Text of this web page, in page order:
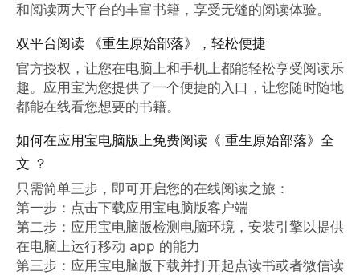
和阅读两大平台的丰富书籍，享受无缝的阅读体验。
双平台阅读 《重生原始部落》，轻松便捷
官方授权，让您在电脑上和手机上都能轻松享受阅读乐
趣。应用宝为您提供了一个便捷的入口，让您随时随地
都能在线看您想要的书籍。
如何在应用宝电脑版上免费阅读《 重生原始部落》全
文 ？
只需简单三步，即可开启您的在线阅读之旅：
第一步：点击下载应用宝电脑版客户端
第二步：应用宝电脑版检测电脑环境，安装引擎以提供
在电脑上运行移动 app 的能力
第三步：应用宝电脑版下载并打开起点读书或者微信读